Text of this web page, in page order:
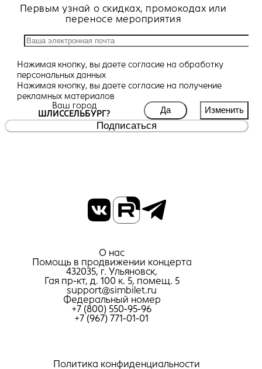
Первым узнай о скидках, промокодах или
переносе мероприятия
Нажимая кнопку, вы даете согласие на обработку
персональных данных
Нажимая кнопку, вы даете согласие на получение
рекламных материалов
Ваш город
ШЛИССЕЛЬБУРГ?
Да Изменить
Подписаться
О нас
Помощь в продвижении концерта
432035, г. Ульяновск,
Гая пр-кт, д. 100 к. 5, помещ. 5
support@simbilet.ru
Федеральный номер
+7 (800) 550-95-96
+7 (967) 771-01-01
Политика конфиденциальности